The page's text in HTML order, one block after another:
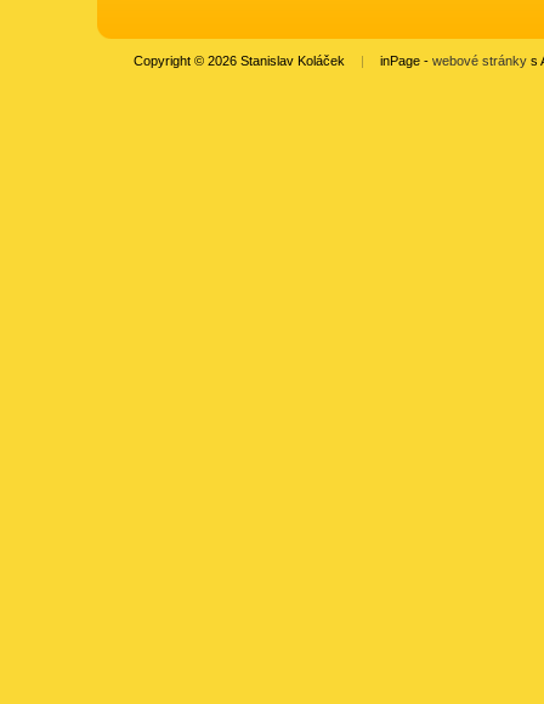
Copyright © 2026 Stanislav Koláček | inPage - webové stránky s